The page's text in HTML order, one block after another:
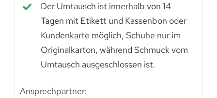
Der Umtausch ist innerhalb von 14
Tagen mit Etikett und Kassenbon oder
Kundenkarte möglich, Schuhe nur im
Originalkarton, während Schmuck vom
Umtausch ausgeschlossen ist.
Ansprechpartner: